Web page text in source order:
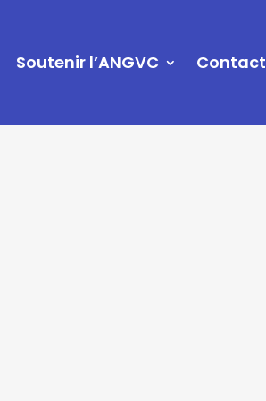
Soutenir l’ANGVC Contact